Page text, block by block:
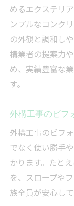
めるエクステリ
ンプルなコンク
の外観と調和し
構業者の提案力
め、実績豊富な
す。
外構工事のビフ
外構工事のビフ
でなく使い勝手
かります。たと
を、スロープや
族全員が安心し